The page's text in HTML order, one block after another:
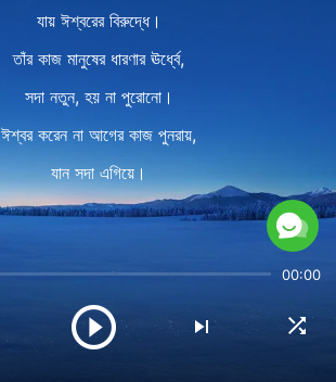
যায় ঈশ্বরের বিরুদ্ধে।
তাঁর কাজ মানুষের ধারণার ঊর্ধ্বে,
সদা নতুন, হয় না পুরোনো।
ঈশ্বর করেন না আগের কাজ পুনরায়,
যান সদা এগিয়ে।
মানুষ বিচার করে তাঁর বর্তমান কাজের
নতুন যুগে সব পর্যায়ে।
00:00